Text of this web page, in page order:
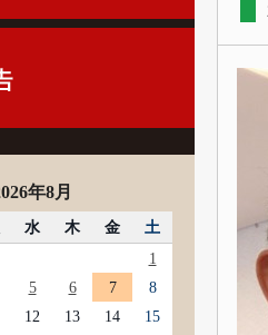
年8月
水 木 金
土
1
5 6 7
8
12 13 14
15